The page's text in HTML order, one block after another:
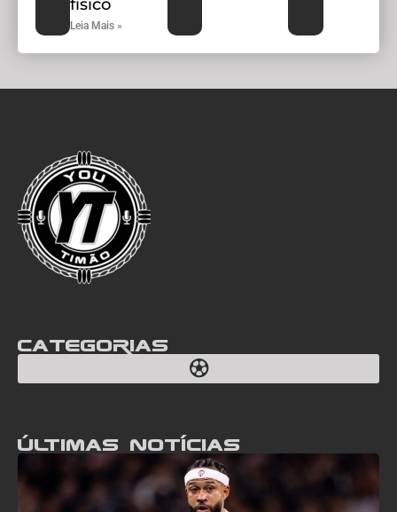
físico
Leia Mais »
Categorias
Últimas notícias